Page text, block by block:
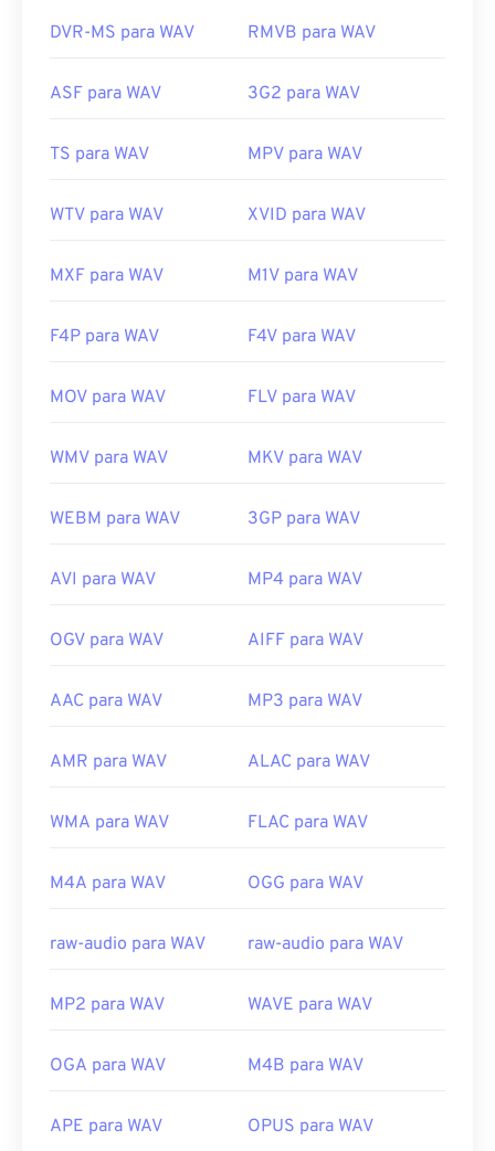
arquivos WAV funcionam bem.O Elmedia Player
Desenvolvido por:
Microsoft, IBM
Links úteis:
https://en.wikipedia.org/wiki/WAV
audio-wav
DVR-MS para WAV RMVB para WAV
ASF para WAV 3G2 para WAV
TS para WAV MPV para WAV
WTV para WAV XVID para WAV
MXF para WAV M1V para WAV
F4P para WAV F4V para WAV
MOV para WAV FLV para WAV
WMV para WAV MKV para WAV
WEBM para WAV 3GP para WAV
AVI para WAV MP4 para WAV
OGV para WAV AIFF para WAV
AAC para WAV MP3 para WAV
AMR para WAV ALAC para WAV
WMA para WAV FLAC para WAV
M4A para WAV OGG para WAV
raw-audio para WAV raw-audio para WAV
MP2 para WAV WAVE para WAV
OGA para WAV M4B para WAV
APE para WAV OPUS para WAV